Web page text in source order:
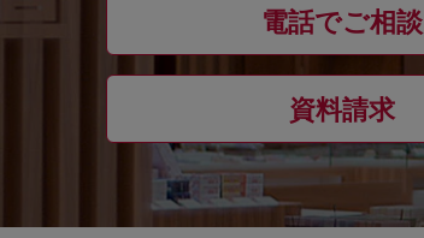
電話でご相談
資料請求